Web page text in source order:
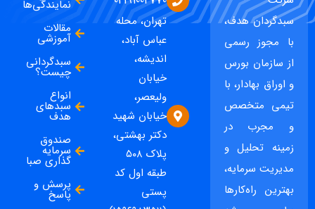
سبدگردان هدف،
با مجوز رسمی
از سازمان بورس
و اوراق بهادار، با
تیمی متخصص
و مجرب در
زمینه تحلیل و
مدیریت سرمایه،
بهترین راه‌کارها
تهران، محله
عباس آباد،
اندیشه،
خیابان
ولیعصر،
خیابان شهید
دکتر بهشتی،
پلاک ۵۰۸
طبقه اول کد
پستی
نمایندگی‌ها
مقالات
آموزشی
سبدگردانی
چیست؟
انواع
سبدهای
هدف
صندوق
سرمایه
گذاری صبا
پرسش و
پاسخ